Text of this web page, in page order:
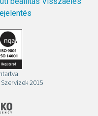
2015